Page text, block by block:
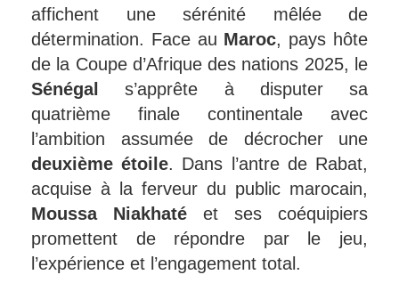
affichent une sérénité mêlée de
détermination. Face au Maroc, pays hôte
de la Coupe d’Afrique des nations 2025, le
Sénégal
s’apprête à disputer sa
quatrième finale continentale avec
l’ambition assumée de décrocher une
deuxième étoile. Dans l’antre de Rabat,
acquise à la ferveur du public marocain,
Moussa Niakhaté et ses coéquipiers
promettent de répondre par le jeu,
l’expérience et l’engagement total.